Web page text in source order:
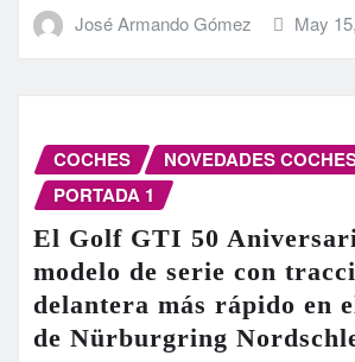
José Armando Gómez May
COCHES
NOVEDADES
PORTADA 1
El Golf GTI 50
modelo de serie con
delantera más rápido en
de Nürburgring